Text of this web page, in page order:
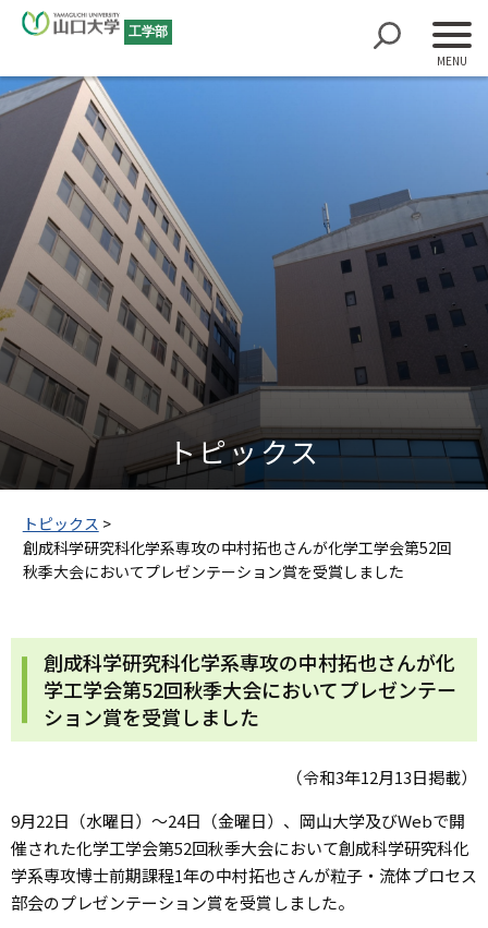
工学部
トピックス
トピックス >
創成科学研究科化学系専攻の中村拓也さんが化学工学会第52回
秋季大会においてプレゼンテーション賞を受賞しました
創成科学研究科化学系専攻の中村拓也さんが化
学工学会第52回秋季大会においてプレゼンテー
ション賞を受賞しました
（令和3年12月13日掲載）
9月22日（水曜日）～24日（金曜日）、岡山大学及びWebで開
催された化学工学会第52回秋季大会において創成科学研究科化
学系専攻博士前期課程1年の中村拓也さんが粒子・流体プロセス
部会のプレゼンテーション賞を受賞しました。